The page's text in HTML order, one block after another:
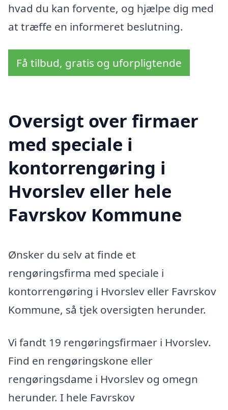
hvad du kan forvente, og hjælpe dig med
at træffe en informeret beslutning.
Få tilbud, gratis og uforpligtende
Oversigt over firmaer
med speciale i
kontorrengøring i
Hvorslev eller hele
Favrskov Kommune
Ønsker du selv at finde et
rengøringsfirma med speciale i
kontorrengøring i Hvorslev eller Favrskov
Kommune, så tjek oversigten herunder.
Vi fandt 19 rengøringsfirmaer i Hvorslev.
Find en rengøringskone eller
rengøringsdame i Hvorslev og omegn
herunder. I hele Favrskov